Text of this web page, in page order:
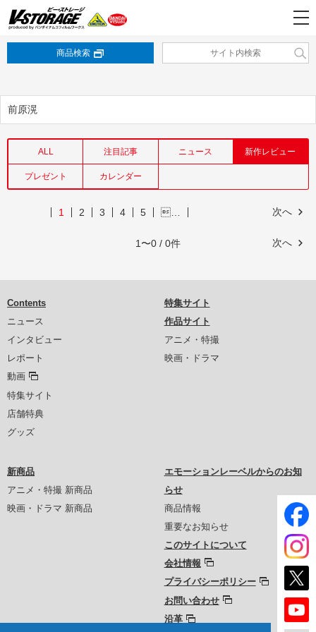
商品検索
前原滉
ALL 注目記事 ニュース 新作レビュー
プレゼント カレンダー
次へ
1 2 3 4 5 …
次へ
1〜0 / 0件
Contents
ニュース
インタビュー
レポート
動画
特集サイト
店舗特典
グッズ
特集サイト
作品サイト
アニメ・特撮
映画・ドラマ
新商品
アニメ・特撮 新商品
映画・ドラマ 新商品
エモーションレーベルからのお知
らせ
商品情報
重要なお知らせ
このサイトについて
会社情報
プライバシーポリシー
お問い合わせ
沿革